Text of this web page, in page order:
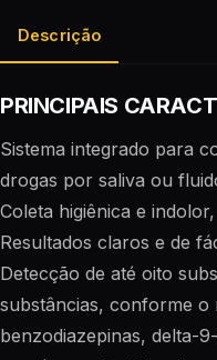
Descrição
PRINCIPAIS
Sistema integrado para
drogas por saliva ou
Coleta higiênica e
Resultados claros e de
Detecção de até oito
substâncias, conforme o
benzodiazepinas, delta-